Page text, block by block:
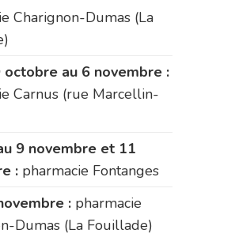
Charignon-Dumas (La
octobre au 6 novembre :
Carnus (rue Marcellin-
9 novembre et 11
: pharmacie Fontanges
: pharmacie
Dumas (La Fouillade)